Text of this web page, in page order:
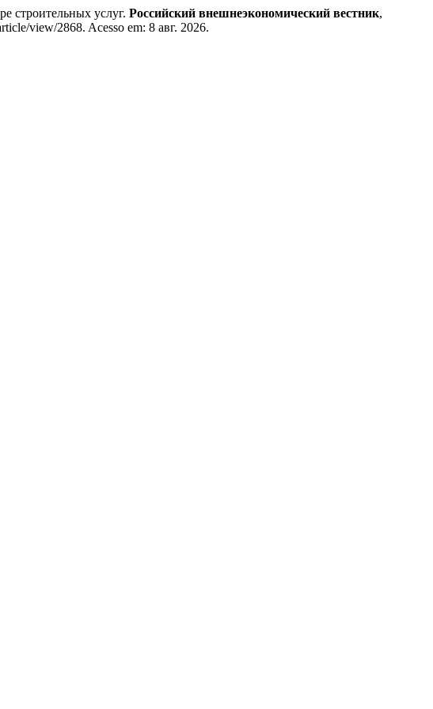
строительных услуг. Российский внешнеэкономический вестник,
view/2868. Acesso em: 8 авг. 2026.